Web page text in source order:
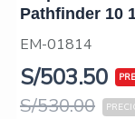
Pathfinder 10
EM-01814
S/530.00
S/503.50